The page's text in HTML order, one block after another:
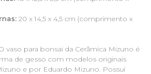
20 x 14,5 x 4,5 cm (comprimento x
vaso para bonsai da Cerâmica Mizuno é
de gesso com modelos originais
e por Eduardo Mizuno. Possui